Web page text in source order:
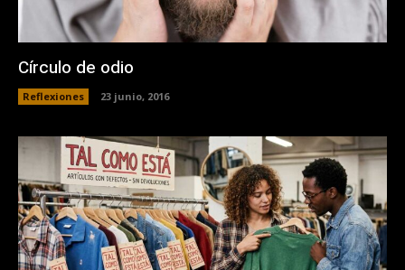
Círculo de odio
Reflexiones 23 junio, 2016